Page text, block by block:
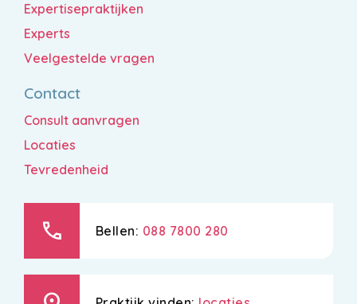
Expertisepraktijken
Experts
Veelgestelde vragen
Contact
Consult aanvragen
Locaties
Tevredenheid
call Bellen: 088 7800 280